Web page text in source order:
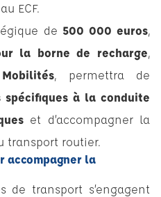
ECF.
de 500 000 euros,
la borne de recharge,
, permettra de
spécifiques à la conduite
et d’accompagner la
transport routier.
accompagner la
de transport s’engagent